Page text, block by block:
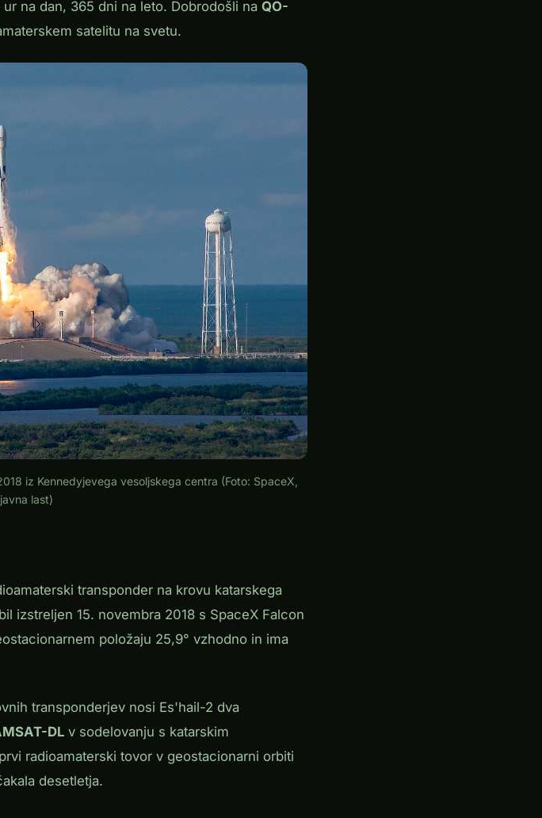
na dan, 365 dni na leto. Dobrodošli na QO-
satelitu na svetu.
iz Kennedyjevega vesoljskega centra (Foto: SpaceX,
last)
transponder na krovu katarskega
izstreljen 15. novembra 2018 s SpaceX Falcon
položaju 25,9° vzhodno in ima
transponderjev nosi Es'hail-2 dva
DL v sodelovanju s katarskim
radioamaterski tovor v geostacionarni orbiti
desetletja.